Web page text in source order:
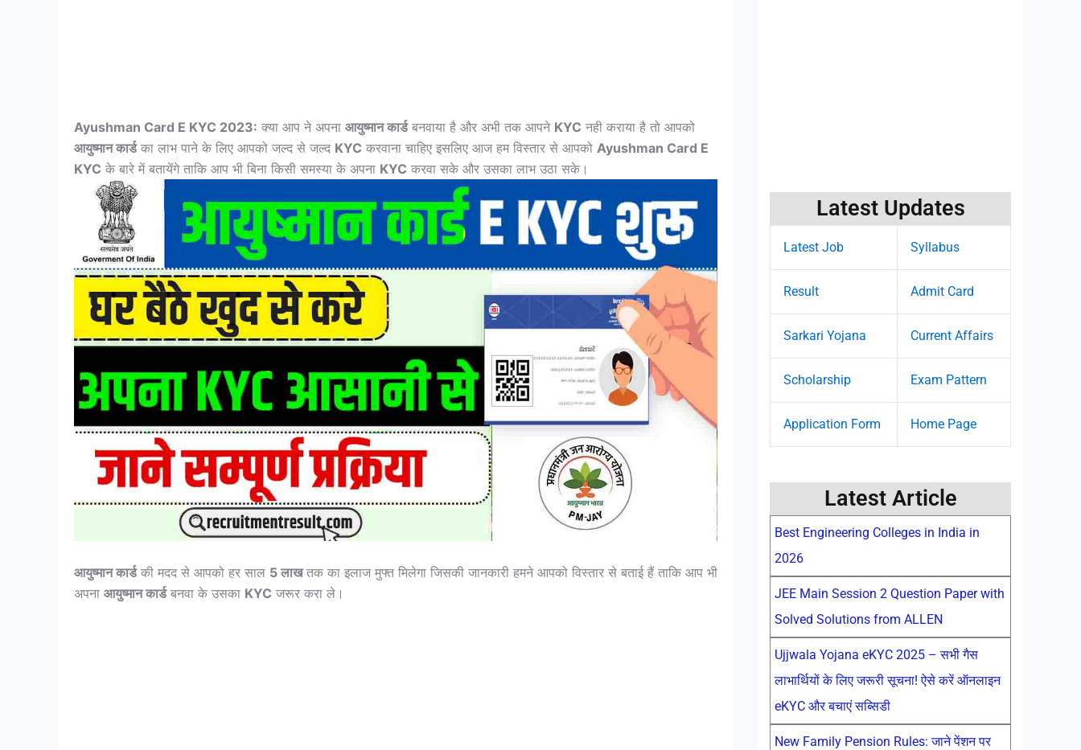
Ayushman Card E KYC 2023: क्या आप ने अपना आयुष्मान कार्डबनवाया है और अभी तक आपने KYC नही कराया है तो आपको
आयुष्मान कार्डका लाभ पाने के लिए आपको जल्द से जल्द KYC करवाना चाहिए इसलिए आज हम विस्तार से आपको Ayushman Card E
KYC के बारे में बतायेंगे ताकि आप भी बिना किसी समस्या के अपना KYC करवा सके और उसका लाभ उठा सके।
आयुष्मान कार्डकी मदद से आपको हर साल 5 लाखतक का इलाज मुफ्त मिलेगा जिसकी जानकारी हमने आपको विस्तार से बताई हैं ताकि आप भी
अपना आयुष्मान कार्डबनवा के उसका KYC जरूर करा ले।
Latest Updates
Latest Job Syllabus
Result Admit Card
Sarkari Yojana Current Affairs
Scholarship Exam Pattern
Application Form Home Page
Latest Article
Best Engineering Colleges in India in
2026
JEE Main Session 2 Question Paper with
Solved Solutions from ALLEN
Ujjwala Yojana eKYC 2025 – सभी गैस
लाभार्थियों के लिए जरूरी सूचना! ऐसे करें ऑनलाइन
eKYC और बचाएं सब्सिडी
New Family Pension Rules: जाने पेंशन पर